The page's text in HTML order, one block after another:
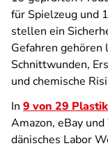
für Spielzeug und
stellen ein
Gefahren gehören
Schnittwunden,
und chemische
In 9 von 29
Amazon, eBay
dänisches Labor